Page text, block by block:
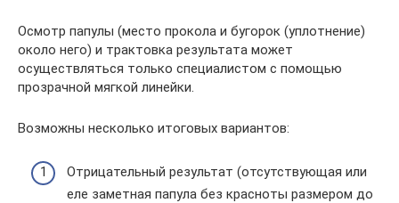
Осмотр папулы (место прокола и бугорок (уплотнение)
около него) и трактовка результата может
осуществляться только специалистом с помощью
прозрачной мягкой линейки.
Возможны несколько итоговых вариантов:
Отрицательный результат (отсутствующая или
еле заметная папула без красноты размером до